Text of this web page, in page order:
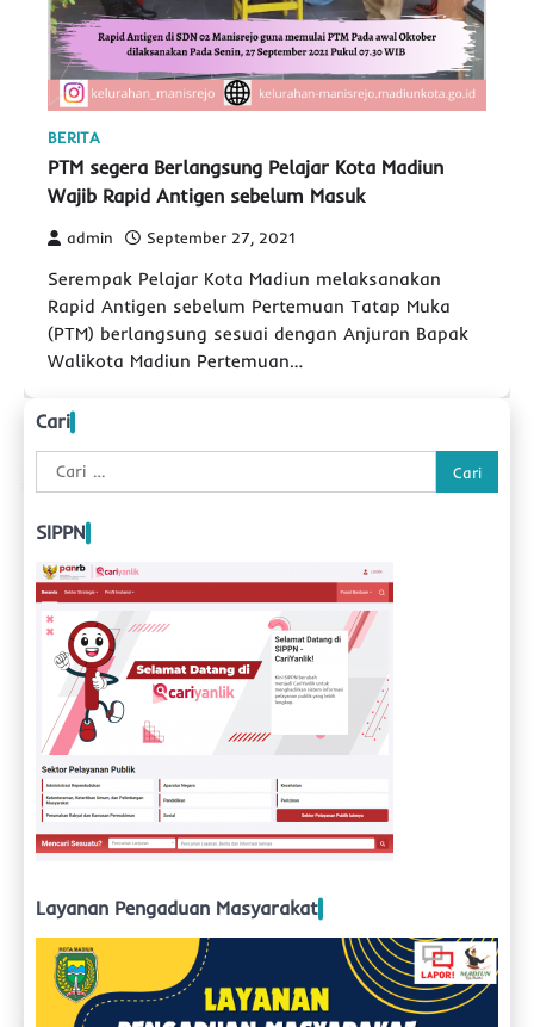
BERITA
PTM segera Berlangsung Pelajar Kota Madiun
Wajib Rapid Antigen sebelum Masuk
admin September 27, 2021
Serempak Pelajar Kota Madiun melaksanakan
Rapid Antigen sebelum Pertemuan Tatap Muka
(PTM) berlangsung sesuai dengan Anjuran Bapak
Walikota Madiun Pertemuan…
Cari
Cari
untuk:
SIPPN
Layanan Pengaduan Masyarakat